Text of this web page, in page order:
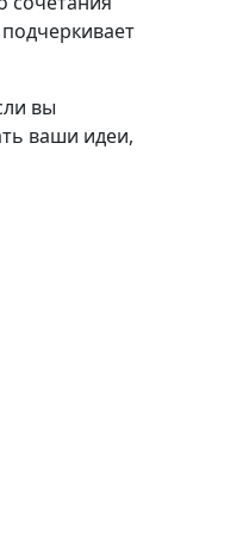
вы
ваши идеи,